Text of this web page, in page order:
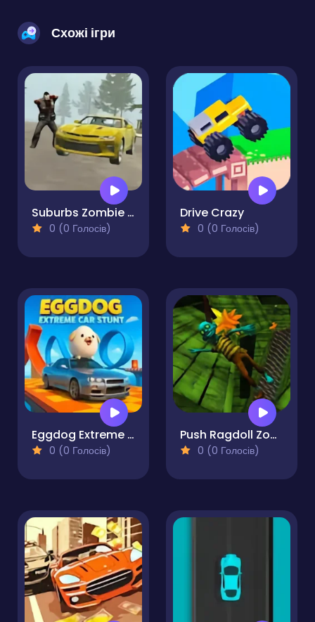
Схожі ігри
Suburbs Zombie Driving
0 (0 Голосів)
Drive Crazy
0 (0 Голосів)
Eggdog Extreme Car Stunt
0 (0 Голосів)
Push Ragdoll Zombie
0 (0 Голосів)